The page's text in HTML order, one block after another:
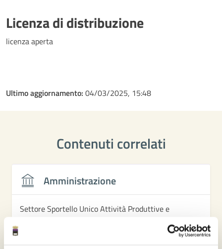
Licenza di distribuzione
licenza aperta
Ultimo aggiornamento: 04/03/2025, 15:48
Contenuti correlati
Amministrazione
Settore Sportello Unico Attività Produttive e